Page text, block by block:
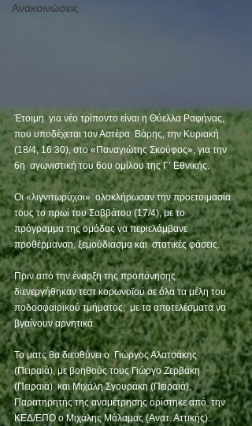
Ανακοινώσεις
Έτοιμη  για νέο τρίποντο είναι η Θύελλα Ραφήνας,
που υποδέχεται τον Αστέρα  Βάρης, την Κυριακή
(18/4, 16:30), στο «Παναγιώτης Σκούφος», για την
6η  αγωνιστική του 6ου ομίλου της Γ’ Εθνικής.
Οι «λιγνιτωρύχοι»  ολοκλήρωσαν την προετοιμασία
τους το πρωί του Σαββάτου (17/4), με το
πρόγραμμα της ομάδας να περιελάμβανε
προθέρμανση, ξεμούδιασμα και  στατικές φάσεις.
Πριν από την έναρξη της προπόνησης
διενεργήθηκαν τεστ κορωνοϊού σε όλα τα μέλη του
ποδοσφαιρικού τμήματος,  με τα αποτελέσματα να
βγαίνουν αρνητικά.
Το ματς θα διευθύνει ο  Γιώργος Αλατσάκης
(Πειραιά), με βοηθούς τους Γιώργο Ζερβάκη
(Πειραιά)  και Μιχάλη Σγουράκη (Πειραιά).
Παρατηρητής της αναμέτρησης ορίστηκε από  την
ΚΕΔ/ΕΠΟ ο Μιχάλης Μάλαμας (Ανατ. Αττικής).